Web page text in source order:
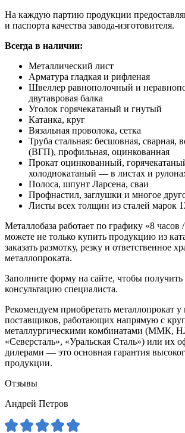
На каждую партию продукции
и паспорта качества завода-изготовителя.
Всегда в наличии:
Металлический лист
Арматура гладкая и рифленая
Швеллер равнополочный и
двутавровая балка
Уголок горячекатаный и гнутый
Катанка, круг
Вязальная проволока, сетка
Труба стальная: бесшовная, сварная,
(ВГП), профильная, оцинкованная
Прокат оцинкованный,
холоднокатаный — в листах и
Полоса, шпунт Ларсена, сваи
Профнастил, заглушки и многое
Листы всех толщин из сталей
Металлобаза работает по графику «8
можете не только купить продукцию из
заказать размотку, резку и ответственное
металлопроката.
Заполните форму на сайте, чтобы
консультацию специалиста.
Рекомендуем приобретать металлопрокат
поставщиков, работающих напрямую с
металлургическими комбинатами (ММК,
«Северсталь», «Уральская Сталь») или их
дилерами — это основная гарантия
продукции.
Отзывы
Андрей Петров